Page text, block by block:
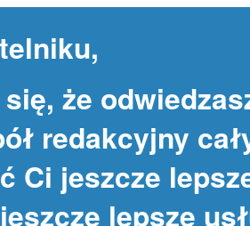
że
redakcyjny
Ci jeszcze
lepsze